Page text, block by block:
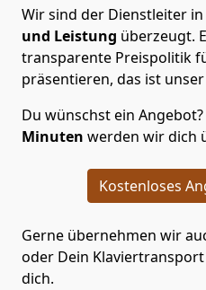
Wir sind der Dienstleiter
und Leistung überzeugt.
transparente Preispolitik
präsentieren, das ist
Du wünschst ein
Minuten werden wir dich
Kostenloses
Gerne übernehmen wir
oder Dein
dich.